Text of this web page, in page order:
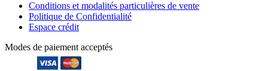
Conditions et modalités particulières de vente
Politique de Confidentialité
Espace crédit
Modes de paiement acceptés